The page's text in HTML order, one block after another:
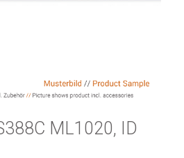
ML1020, ID